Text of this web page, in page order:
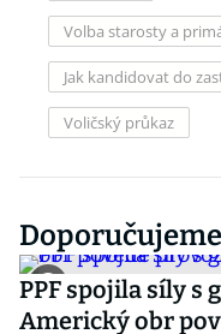
Volba starosty a
Jak kandidovat do
Voličský průkaz
Doporučujeme
PPF spojila síly s
Americký obr